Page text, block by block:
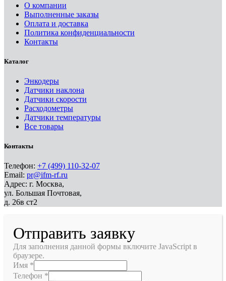
О компании
Выполненные заказы
Оплата и доставка
Политика конфиденциальности
Контакты
Каталог
Энкодеры
Датчики наклона
Датчики скорости
Расходометры
Датчики температуры
Все товары
Контакты
Телефон: +7 (499) 110-32-07
Email: pr@ifm-rf.ru
Адрес: г. Москва,
ул. Большая Почтовая,
д. 26в ст2
Отправить заявку
Для заполнения данной формы включите JavaScript в
браузере.
Имя *
Телефон *